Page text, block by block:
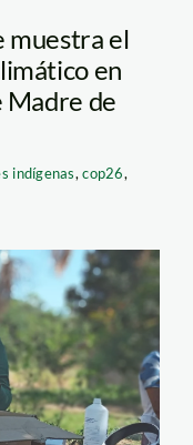
muestra el
en
Madre de
indígenas,cop26,